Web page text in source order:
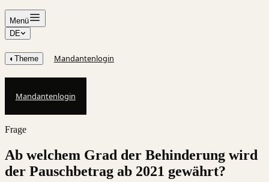
Menü
DE
◐ Theme Mandantenlogin
Mandantenlogin
Frage
Ab welchem Grad der Behinderung wird
der Pauschbetrag ab 2021 gewährt?